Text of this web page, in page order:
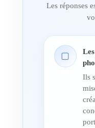
Les réponses
▢
Ils